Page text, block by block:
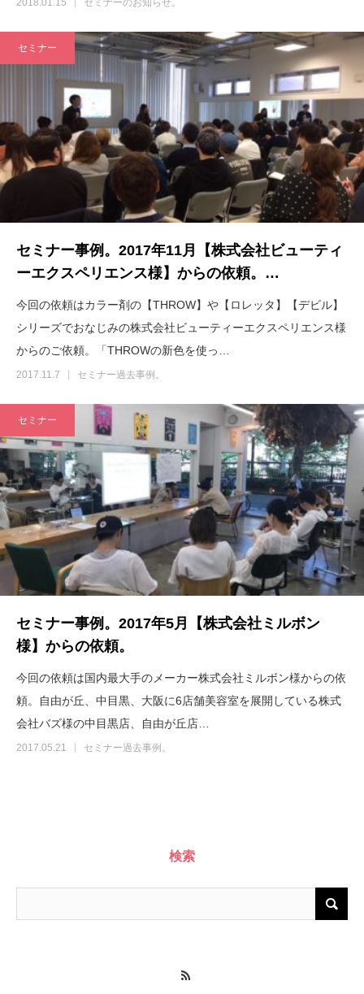
セミナー
セミナー事例。2017年11月【株式会社ビューティ
ーエクスペリエンス様】からの依頼。…
今回の依頼はカラー剤の【THROW】や【ロレッタ】【デビル】
シリーズでおなじみの株式会社ビューティーエクスペリエンス様
からのご依頼。「THROWの新色を使っ…
2017.11.7 セミナー過去事例。
セミナー
セミナー事例。2017年5月【株式会社ミルボン
様】からの依頼。
今回の依頼は国内最大手のメーカー株式会社ミルボン様からの依
頼。自由が丘、中目黒、大阪に6店舗美容室を展開している株式
会社バズ様の中目黒店、自由が丘店…
2017.05.21 セミナー過去事例。
検索